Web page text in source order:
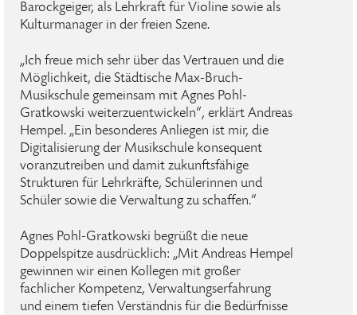
Barockgeiger, als Lehrkraft für Violine sowie als
Kulturmanager in der freien Szene.
„Ich freue mich sehr über das Vertrauen und die
Möglichkeit, die Städtische Max-Bruch-
Musikschule gemeinsam mit Agnes Pohl-
Gratkowski weiterzuentwickeln“, erklärt Andreas
Hempel. „Ein besonderes Anliegen ist mir, die
Digitalisierung der Musikschule konsequent
voranzutreiben und damit zukunftsfähige
Strukturen für Lehrkräfte, Schülerinnen und
Schüler sowie die Verwaltung zu schaffen.“
Agnes Pohl-Gratkowski begrüßt die neue
Doppelspitze ausdrücklich: „Mit Andreas Hempel
gewinnen wir einen Kollegen mit großer
fachlicher Kompetenz, Verwaltungserfahrung
und einem tiefen Verständnis für die Bedürfnisse